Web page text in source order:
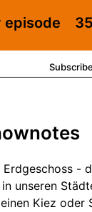
-
unseren
Kiez oder